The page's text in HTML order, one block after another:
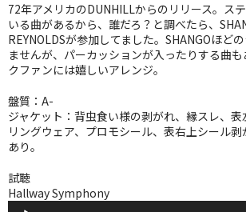
FOLK,SSW
WORLD
7INC
Webのみ no.1
72年アメリカのDUNHILLからのリリース。ス
いる曲があるから、誰だろ？と調べたら、
REYNOLDSが参加してました。SHANGOほど
ませんが、パーカッションが入ったりする曲も
クファンには嬉しいアレンジ。
盤質：A-
ジャケット：背虫食い様の剥がれ、縁スレ、表
リングウェア、プロモシール、表右上シール
あり。
試聴
Hallway Symphony